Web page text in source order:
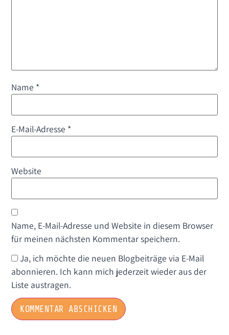
Name *
E-Mail-Adresse *
Website
Name, E-Mail-Adresse und Website in diesem Browser
für meinen nächsten Kommentar speichern.
Ja, ich möchte die neuen Blogbeiträge via E-Mail
abonnieren. Ich kann mich jederzeit wieder aus der
Liste austragen.